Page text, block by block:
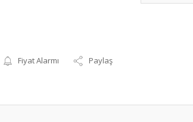
Fiyat Alarmı Paylaş